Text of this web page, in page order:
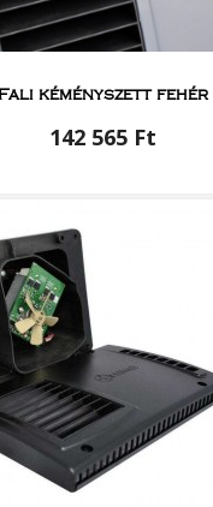
Fali kéményszett fehér
142 565 Ft